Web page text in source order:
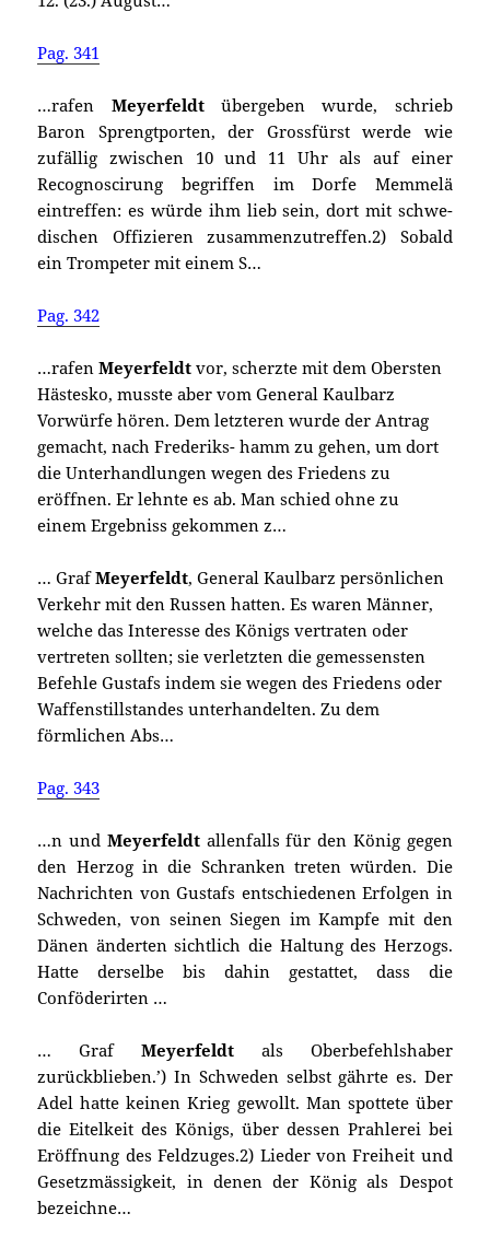
Pag. 341
…rafen Meyerfeldtübergeben wurde, schrieb
Baron Sprengtporten, der Grossfürst werde wie
zufällig zwischen 10 und 11 Uhr als auf einer
Recognoscirung begriffen im Dorfe Memmelä
eintreffen: es würde ihm lieb sein, dort mit schwe-
dischen Offizieren zusammenzutreffen.2) Sobald
ein Trompeter mit einem S…
Pag. 342
…rafenMeyerfeldt vor, scherzte mit dem Obersten
Hästesko, musste aber vom General Kaulbarz
Vorwürfe hören. Dem letzteren wurde der Antrag
gemacht, nach Frederiks- hamm zu gehen, um dort
die Unterhandlungen wegen des Friedens zu
eröffnen. Er lehnte es ab. Man schied ohne zu
einem Ergebniss gekommen z…
… GrafMeyerfeldt, General Kaulbarz persönlichen
Verkehr mit den Russen hatten. Es waren Männer,
welche das Interesse des Königs vertraten oder
vertreten sollten; sie verletzten die gemessensten
Befehle Gustafs indem sie wegen des Friedens oder
Waffenstillstandes unterhandelten. Zu dem
förmlichen Abs…
Pag. 343
…n und Meyerfeldtallenfalls für den König gegen
den Herzog in die Schranken treten würden. Die
Nachrichten von Gustafs entschiedenen Erfolgen in
Schweden, von seinen Siegen im Kampfe mit den
Dänen änderten sichtlich die Haltung des Herzogs.
Hatte derselbe bis dahin gestattet, dass die
Conföderirten …
… Graf Meyerfeldt als Oberbefehlshaber
zurückblieben.’) In Schweden selbst gährte es. Der
Adel hatte keinen Krieg gewollt. Man spottete über
die Eitelkeit des Königs, über dessen Prahlerei bei
Eröffnung des Feldzuges.2) Lieder von Freiheit und
Gesetzmässigkeit, in denen der König als Despot
bezeichne…